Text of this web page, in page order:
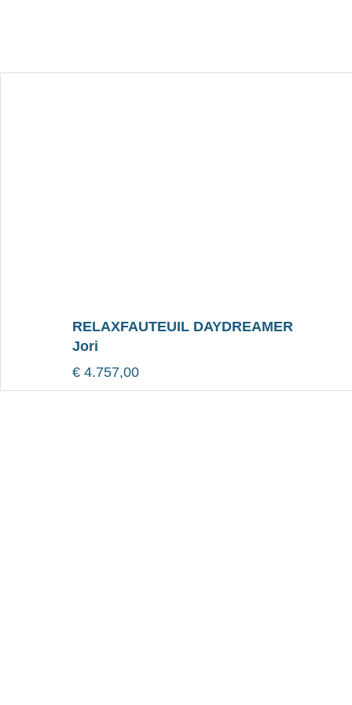
RELAXFAUTEUIL DAYDREAMER
Jori
€ 4.757,00